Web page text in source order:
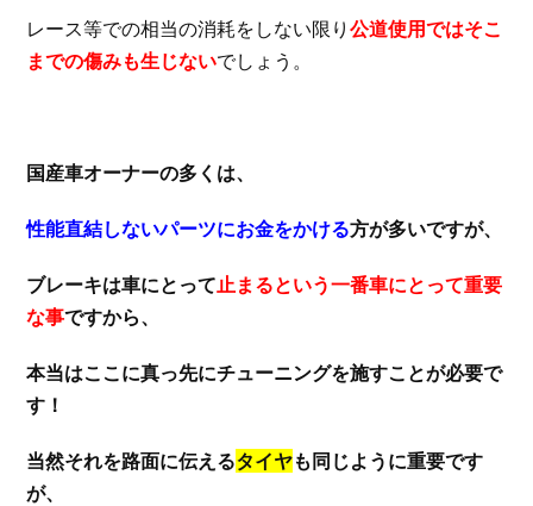
レース等での相当の消耗をしない限り公道使用ではそこ
までの傷みも生じないでしょう。
国産車オーナーの多くは、
性能直結しないパーツにお金をかける方が多いですが、
ブレーキは車にとって止まるという一番車にとって重要
な事ですから、
本当はここに真っ先にチューニングを施すことが必要で
す！
当然それを路面に伝えるタイヤも同じように重要です
が、